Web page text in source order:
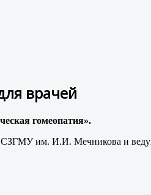
врачей
гомеопатия».
им. И.И. Мечникова и